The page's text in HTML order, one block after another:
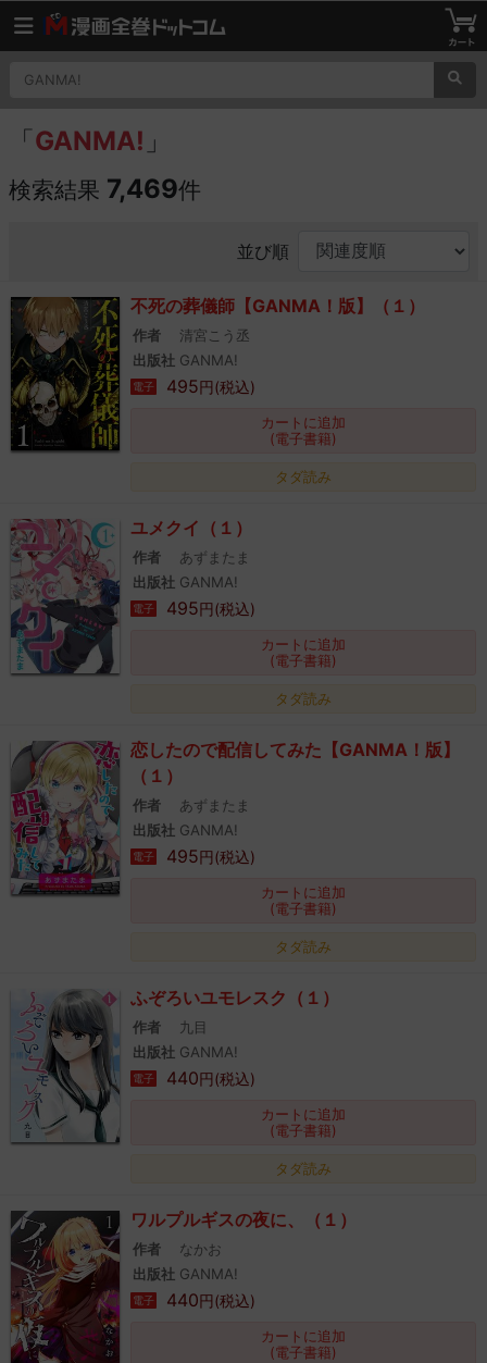
「GANMA! 」
検索結果 7,469件
並び順
不死の葬儀師【GANMA！版】（１）
作者
清宮こう丞
出版社 GANMA!
電子 495円(税込)
カートに追加
(電子書籍)
タダ読み
ユメクイ（１）
作者
あずまたま
出版社 GANMA!
電子 495円(税込)
カートに追加
(電子書籍)
タダ読み
恋したので配信してみた【GANMA！版】
（１）
作者
あずまたま
出版社 GANMA!
電子 495円(税込)
カートに追加
(電子書籍)
タダ読み
ふぞろいユモレスク（１）
作者
九目
出版社 GANMA!
電子 440円(税込)
カートに追加
(電子書籍)
タダ読み
ワルプルギスの夜に、（１）
作者
なかお
出版社 GANMA!
電子 440円(税込)
カートに追加
(電子書籍)